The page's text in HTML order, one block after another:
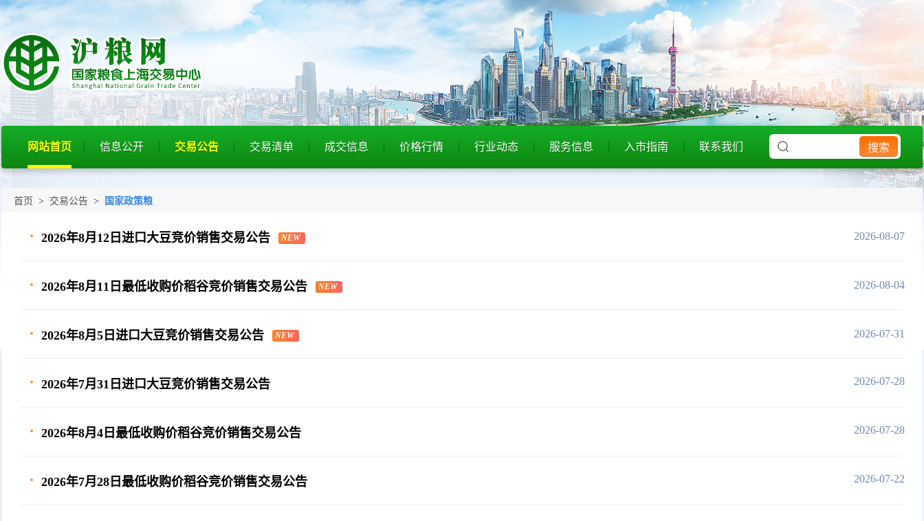
网站首页 信息公开 交易公告 交易清单 成交信息 价格行情 行业动态 服务信息 入市指南 联系我们 搜索
首页 > 交易公告 > 国家政策粮
2026年8月12日进口大豆竞价销售交易公告 NEW 2026-08-07
2026年8月11日最低收购价稻谷竞价销售交易公告 NEW 2026-08-04
2026年8月5日进口大豆竞价销售交易公告 NEW 2026-07-31
2026年7月31日进口大豆竞价销售交易公告 2026-07-28
2026年8月4日最低收购价稻谷竞价销售交易公告 2026-07-28
2026年7月28日最低收购价稻谷竞价销售交易公告 2026-07-22